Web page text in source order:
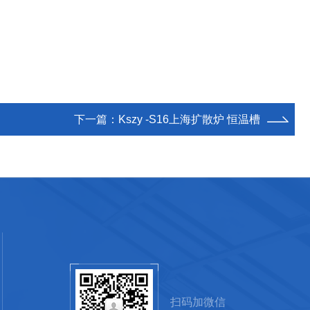
下一篇： Kszy -S16上海扩散炉 恒温槽
扫码加微信